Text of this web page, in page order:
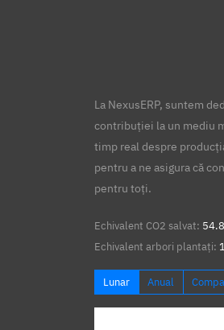
La NexusERP, suntem
contribuției la un mediu
timp real despre
pentru a ne asigura că
pentru toți.
Echivalent CO2 salvat:
Echivalent arbori plantați:
Lunar Anual